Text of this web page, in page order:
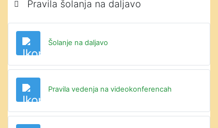
Pravila šolanja na daljavo
Šolanje na daljavo
Pravila vedenja na videokonferencah